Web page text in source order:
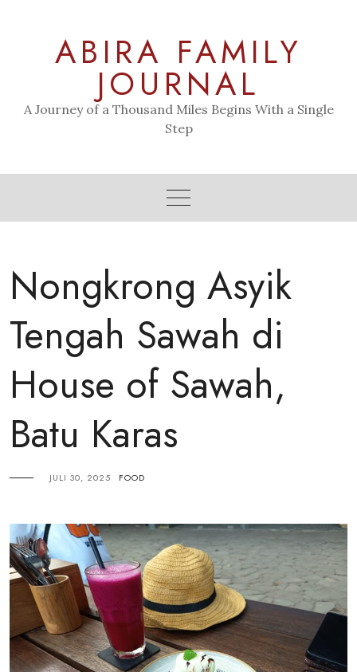
ABIRA FAMILY
JOURNAL
A Journey of a Thousand Miles Begins With a Single
Step
Nongkrong Asyik
Tengah Sawah di
House of Sawah,
Batu Karas
JULI 30, 2025 FOOD